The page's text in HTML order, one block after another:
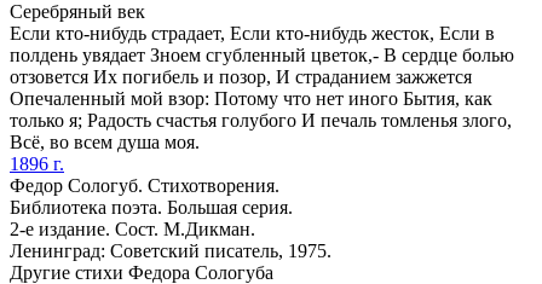
Серебряный век
Если кто-нибудь страдает, Если кто-нибудь жесток, Если в
полдень увядает Зноем сгубленный цветок,- В сердце болью
отзовется Их погибель и позор, И страданием зажжется
Опечаленный мой взор: Потому что нет иного Бытия, как
только я; Радость счастья голубого И печаль томленья злого,
Всё, во всем душа моя.
1896 г.
Федор Сологуб. Стихотворения.
Библиотека поэта. Большая серия.
2-е издание. Сост. М.Дикман.
Ленинград: Советский писатель, 1975.
Другие стихи Федора Сологуба